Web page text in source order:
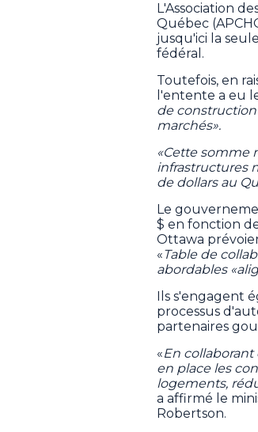
L'Association
Québec
jusqu'ici la
fédéral.
Toutefois, en
l'entente a eu
de
marchés».
«Cette somme
infrastructures
de dollars au
Le
$ en fonction
Ottawa
«Table de
abordables
Ils s'engagent
processus
partenaires
«En
en place les
logements,
a affirmé le
Robertson.